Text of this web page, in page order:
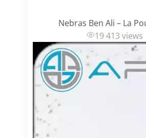
Nebras Ben Ali – La
19 413 views